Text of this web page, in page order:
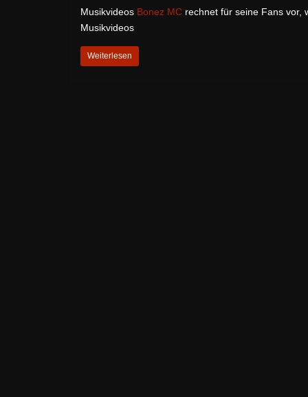
Musikvideos Bonez MC rechnet für seine Fans vor,
Musikvideos
Weiterlesen